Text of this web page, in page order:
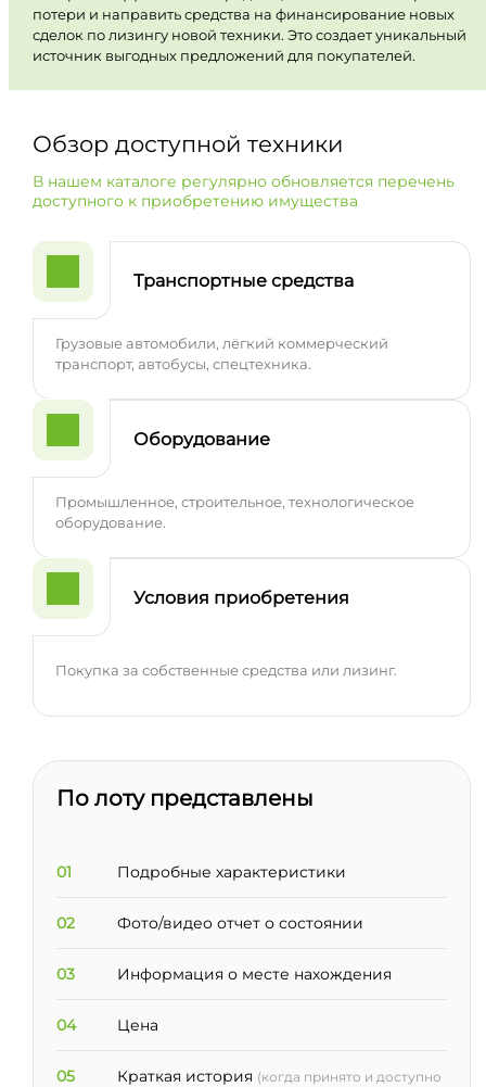
потери и направить средства на финансирование новых
сделок по лизингу новой техники. Это создает уникальный
источник выгодных предложений для покупателей.
Обзор доступной техники
В нашем каталоге регулярно обновляется перечень
доступного к приобретению имущества
Транспортные средства
Грузовые автомобили, лёгкий коммерческий
транспорт, автобусы, спецтехника.
Оборудование
Промышленное, строительное, технологическое
оборудование.
Условия приобретения
Покупка за собственные средства или лизинг.
По лоту представлены
01 Подробные характеристики
02 Фото/видео отчет о состоянии
03 Информация о месте нахождения
04 Цена
05 Краткая история (когда принято и доступно